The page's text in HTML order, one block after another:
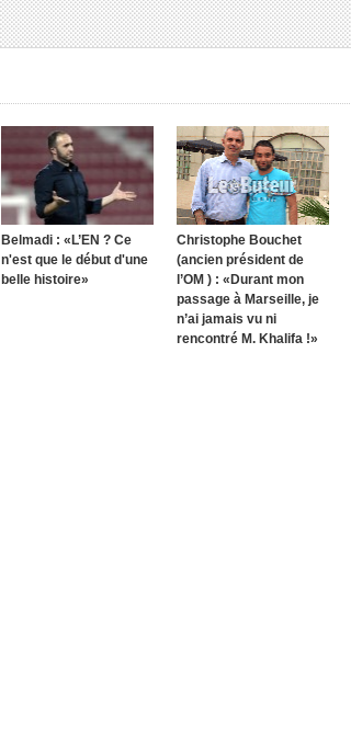
Belmadi : «L’EN ? Ce
n'est que le début d'une
belle histoire»
Christophe Bouchet
(ancien président de
l’OM ) : «Durant mon
passage à Marseille, je
n’ai jamais vu ni
rencontré M. Khalifa !»